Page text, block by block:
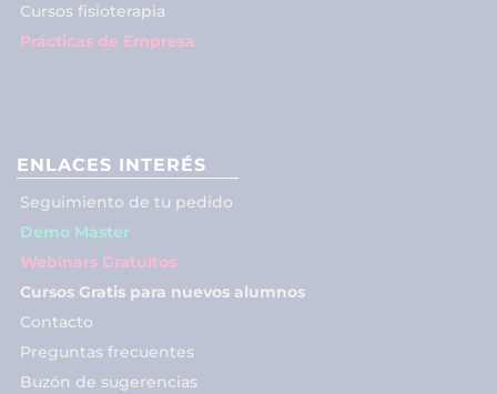
Cursos fisioterapia
Prácticas de Empresa
ENLACES INTERÉS
Seguimiento de tu pedido
Demo Máster
Webinars Gratuitos
Cursos Gratis para nuevos alumnos
Contacto
Preguntas frecuentes
Buzón de sugerencias